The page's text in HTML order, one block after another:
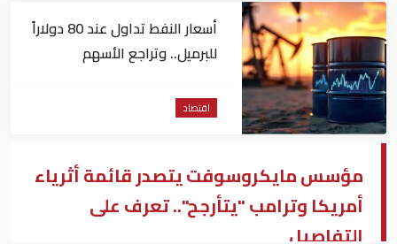
أسعار النفط تداول عند 80 دولاراً
للبرميل.. وتراجع الأسهم
اقتصاد
مؤسس مايكروسوفت يتصدر قائمة أثرياء
أمريكا وترامب "يتأرجح".. تعرف على
التفاصيل